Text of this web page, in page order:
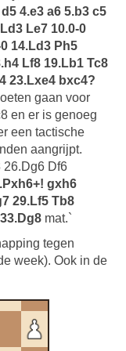
4.e3 a6 5.b3 c5
Le7 10.0-0
14.Ld3 Ph5
Lf8 19.Lb1 Tc8
23.Lxe4 bxc4?
gaan voor
en er is genoeg
een tactische
aangrijpt.
Df6
gxh6
29.Lf5 Tb8
mat.`
tegen
week). Ook in de